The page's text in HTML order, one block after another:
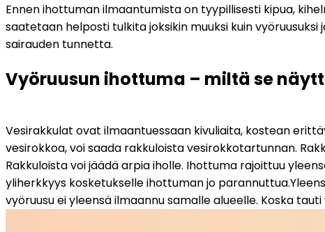
Ennen ihottuman ilmaantumista on tyypillisesti kipua,
saatetaan helposti tulkita joksikin muuksi kuin
sairauden tunnetta.
Vyöruusun ihottuma – miltä se
Vesirakkulat ovat ilmaantuessaan kivuliaita, kostean
vesirokkoa, voi saada rakkuloista vesirokkotartunnan.
Rakkuloista voi jäädä arpia iholle. Ihottuma rajoittuu
yliherkkyys kosketukselle ihottuman jo parannuttua.
vyöruusu ei yleensä ilmaannu samalle alueelle. Koska